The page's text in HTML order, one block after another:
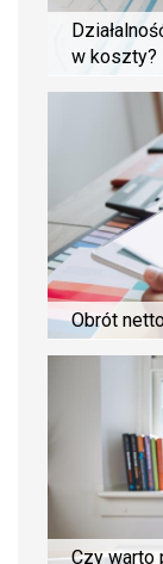
w koszty?
Obrót
Czy warto